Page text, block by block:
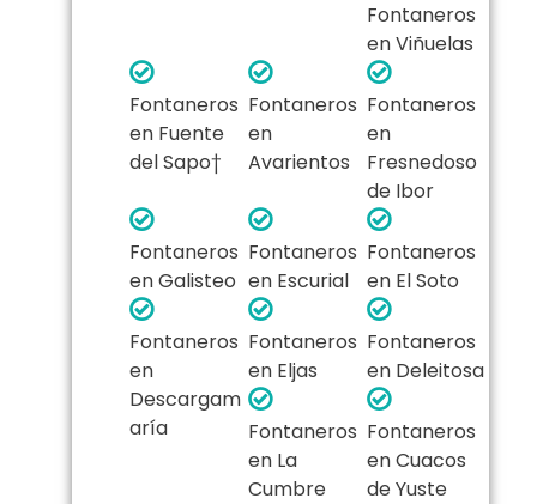
Fontaneros
en Viñuelas
Fontaneros
en Fuente
del Sapo†
Fontaneros
en
Avarientos
Fontaneros
en
Fresnedoso
de Ibor
Fontaneros
en Galisteo
Fontaneros
en Escurial
Fontaneros
en El Soto
Fontaneros
en
Descargam
aría
Fontaneros
en Eljas
Fontaneros
en Deleitosa
Fontaneros
en La
Cumbre
Fontaneros
en Cuacos
de Yuste